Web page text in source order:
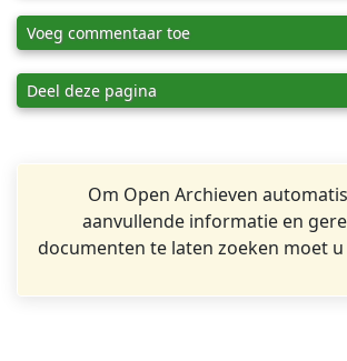
Voeg commentaar toe
Deel deze pagina
Om Open Archieven
aanvullende informatie en
documenten te laten zoeken moet u